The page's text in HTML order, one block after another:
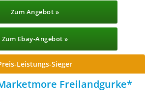
Zum Angebot »
Zum Ebay-Angebot »
Leistungs-Sieger
Freilandgurke